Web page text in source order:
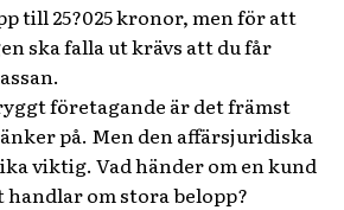
till 25?025 kronor, men för att
ska falla ut krävs att du får
företagande är det främst
på. Men den affärsjuridiska
viktig. Vad händer om en kund
om stora belopp?